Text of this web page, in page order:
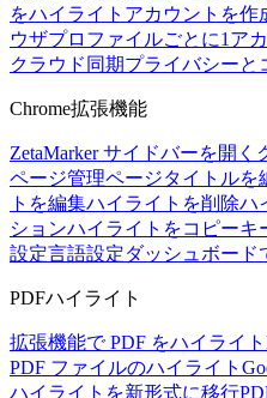
をハイライト アカウントを作
ウザプロファイルごとに1ア
クラウド同期プライバシーと
Chrome拡張機能
ZetaMarker サイドバーを開く
ページ管理ページタイトルを
トを編集ハイライトを削除ハ
ションハイライトをコピーキ
設定言語設定ダッシュボード
PDFハイライト
拡張機能で PDF をハイライト
PDF ファイルのハイライト
ハイライトを新形式に移行